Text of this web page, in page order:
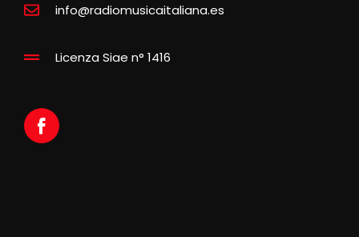
info@radiomusicaitaliana.es
Licenza Siae n° 1416